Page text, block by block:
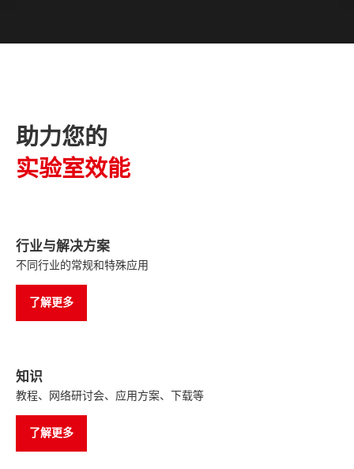
助力您的
实验室效能
行业与解决方案
不同行业的常规和特殊应用
了解更多
知识
教程、网络研讨会、应用方案、下载等
了解更多